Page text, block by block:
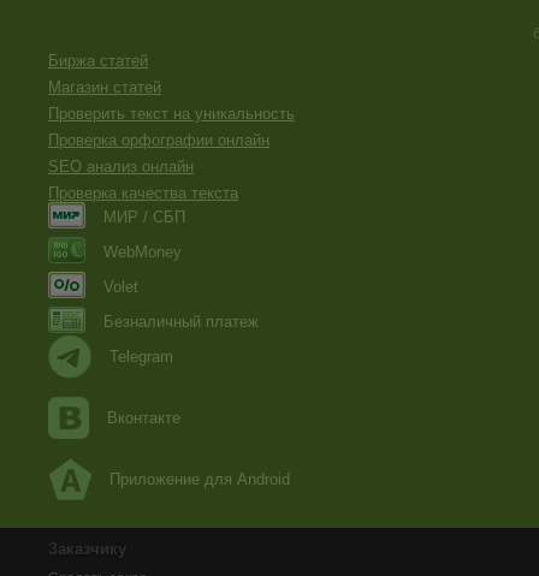
Биржа статей
Магазин статей
Проверить текст на уникальность
Проверка орфографии онлайн
SEO анализ онлайн
Проверка качества текста
МИР / СБП
WebMoney
Volet
Безналичный платеж
Telegram
Вконтакте
Приложение для Android
Заказчику